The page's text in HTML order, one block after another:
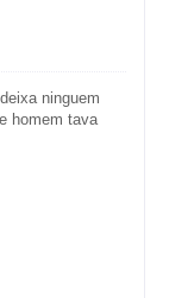
ninguem
homem tava